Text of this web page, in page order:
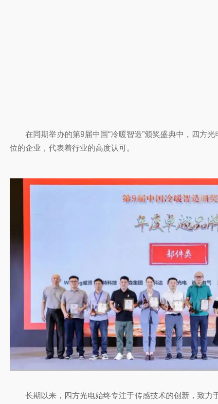
在同期举办的第9届中国“冷暖智造”颁奖盛典中，四方
位的企业，代表着行业的高度认可。
长期以来，四方光电始终专注于传感技术的创新，致